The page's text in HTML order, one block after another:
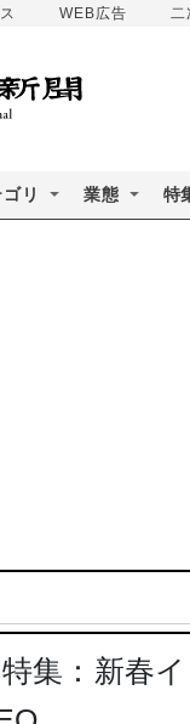
WEB広告 二
リ 業態 特
集：新春